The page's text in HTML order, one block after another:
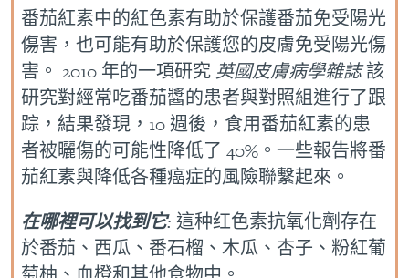
番茄紅素中的紅色素有助於保護番茄免受陽光
傷害，也可能有助於保護您的皮膚免受陽光傷
害。 2010 年的一項研究英國皮膚病學雜誌該
研究對經常吃番茄醬的患者與對照組進行了跟
踪，結果發現，10 週後，食用番茄紅素的患
者被曬傷的可能性降低了 40%。一些報告將番
茄紅素與降低各種癌症的風險聯繫起來。
在哪裡可以找到它: 這种红色素抗氧化劑存在
於番茄、西瓜、番石榴、木瓜、杏子、粉紅葡